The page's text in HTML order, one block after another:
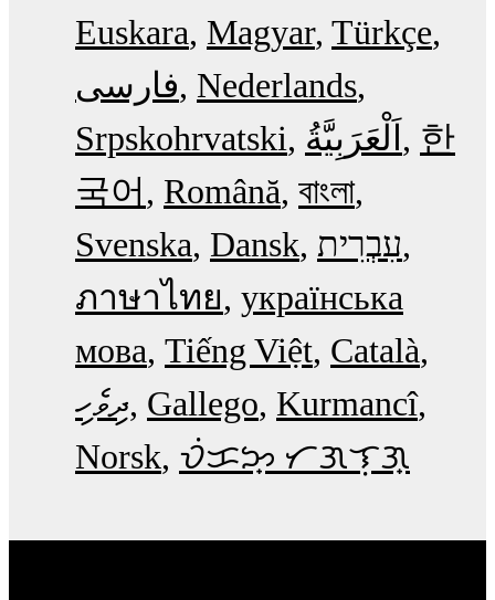
Euskara Magyar Türkçe
فارسی Nederlands
Srpskohrvatski
한
국어
Română বাংলা
Svenska Dansk עִבְרִית
ภาษาไทย українська
мова Tiếng Việt Català
ދިވެހި Gallego Kurmancî
Norsk ᜏᜒᜃᜅ᜔ ᜆᜄᜎᜓᜄ᜔